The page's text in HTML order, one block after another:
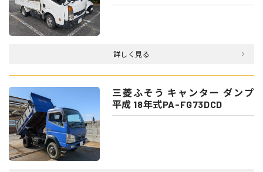
詳しく見る
三菱ふそう キャンター ダンプ
平成 18年式PA-FG73DCD